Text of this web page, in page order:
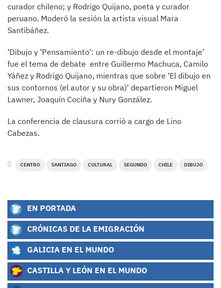
curador chileno; y Rodrigo Quijano, poeta y curador
peruano. Moderó la sesión la artista visual Mara
Santibáñez.
‘Dibujo y ‘Pensamiento’: un re-dibujo desde el montaje’
fue el tema de debate entre Guillermo Machuca, Camilo
Yáñez y Rodrigo Quijano, mientras que sobre ‘El dibujo en
sus contornos (el autor y su obra)’ departieron Miguel
Lawner, Joaquín Cociña y Nury González.
La conferencia de clausura corrió a cargo de Lino
Cabezas.
CENTRO SANTIAGO CULTURAL SEGUNDO CHILE DIBUJO
EN PORTADA
CRÓNICAS DE LA EMIGRACIÓN
GALICIA EN EL MUNDO
CASTILLA Y LEÓN EN EL MUNDO